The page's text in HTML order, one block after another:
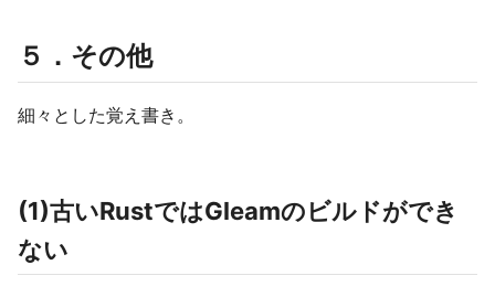
５．その他
細々とした覚え書き。
(1)古いRustではGleamのビルドができ
ない